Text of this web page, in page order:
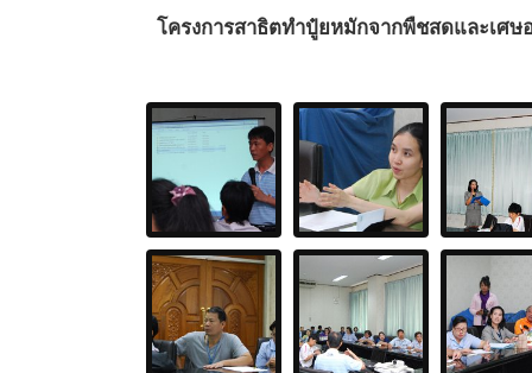
โครงการสาธิตทำปู๋ยหมักจากพืชสดและเศ